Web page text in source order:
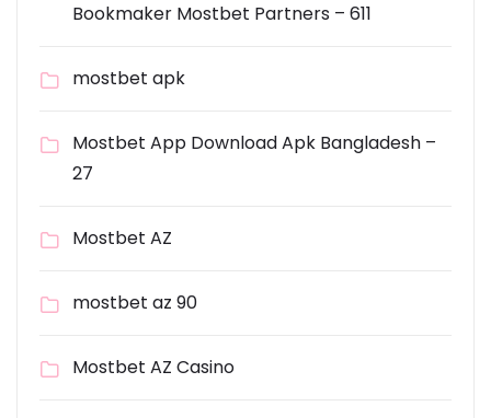
Bookmaker Mostbet Partners – 611
mostbet apk
Mostbet App Download Apk Bangladesh –
27
Mostbet AZ
mostbet az 90
Mostbet AZ Casino